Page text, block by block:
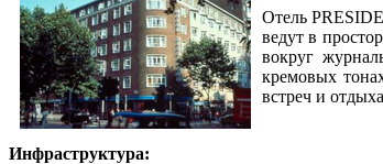
Отель
ведут в
вокруг
кремовых
встреч и
Инфраструктура: